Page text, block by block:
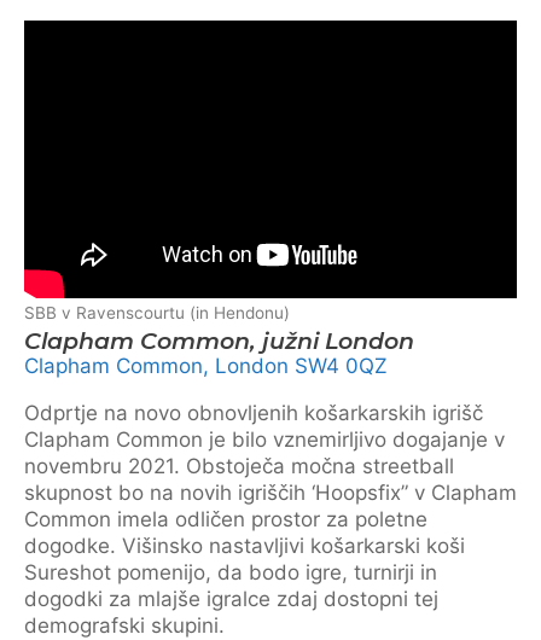
SBB v Ravenscourtu (in Hendonu)
Clapham Common, južni London
Clapham Common, London SW4 0QZ
Odprtje na novo obnovljenih košarkarskih igrišč
Clapham Common je bilo vznemirljivo dogajanje v
novembru 2021. Obstoječa močna streetball
skupnost bo na novih igriščih ‘Hoopsfix” v Clapham
Common imela odličen prostor za poletne
dogodke. Višinsko nastavljivi košarkarski koši
Sureshot pomenijo, da bodo igre, turnirji in
dogodki za mlajše igralce zdaj dostopni tej
demografski skupini.